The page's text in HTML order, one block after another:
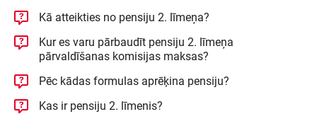
Kā atteikties no pensiju 2. līmeņa?
Kur es varu pārbaudīt pensiju 2. līmeņa
pārvaldīšanas komisijas maksas?
Pēc kādas formulas aprēķina pensiju?
Kas ir pensiju 2. līmenis?